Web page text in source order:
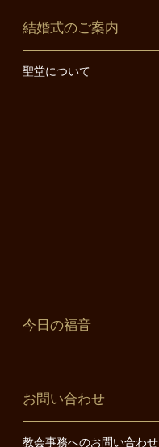
結婚式のご案内
聖堂について
今日の福音
お問い合わせ
教会事務へのお問い合わせ